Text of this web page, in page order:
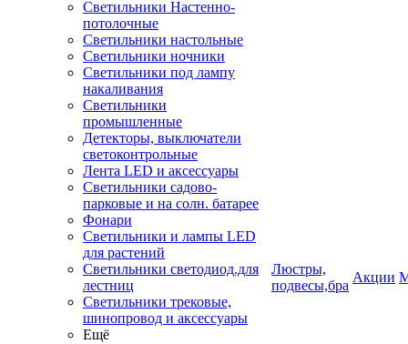
Светильники Настенно-
потолочные
Светильники настольные
Светильники ночники
Светильники под лампу
накаливания
Светильники
промышленные
Детекторы, выключатели
светоконтрольные
Лента LED и аксессуары
Светильники садово-
парковые и на солн. батарее
Фонари
Светильники и лампы LED
для растений
Светильники светодиод.для
лестниц
Светильники трековые,
шинопровод и аксессуары
Ещё
Люстры,
подвесы,бра
Акции